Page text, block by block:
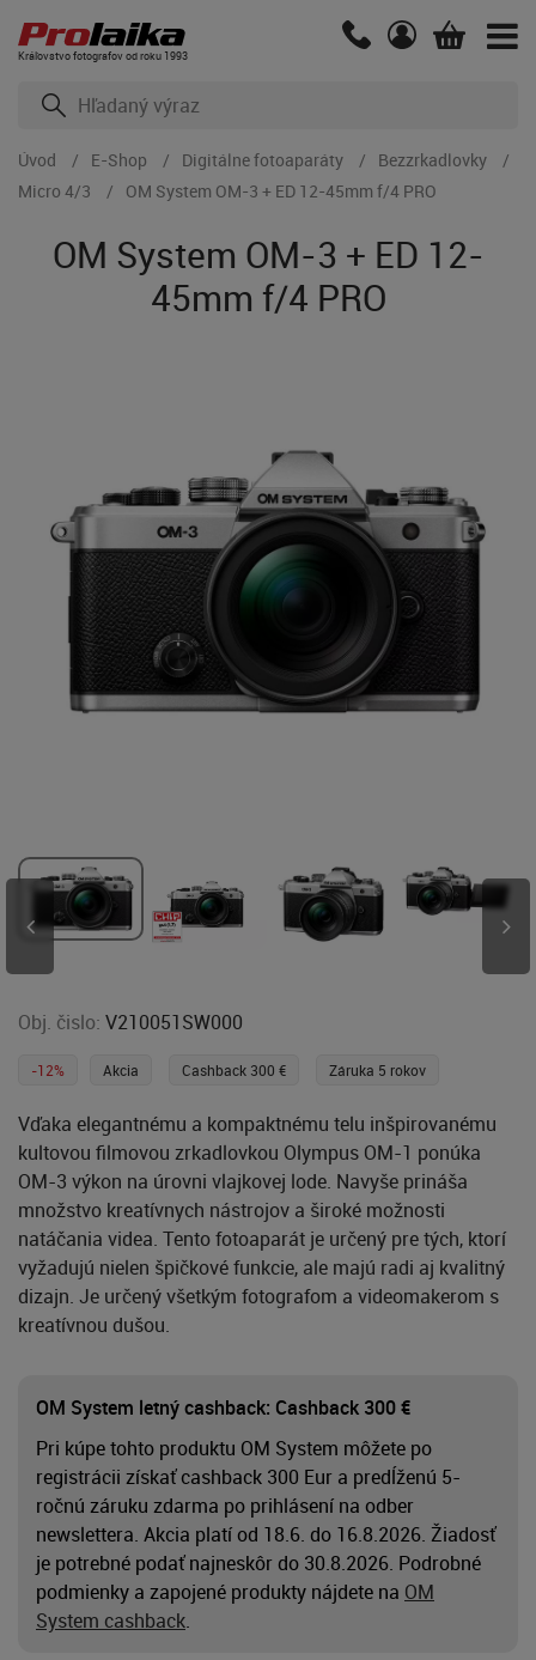
Kráľovstvo fotografov od roku 1993
Úvod E-Shop Digitálne fotoaparáty
Bezzrkadlovky
Micro 4/3
OM System OM-3 + ED 12-45mm f/4 PRO
OM System OM-3 + ED 12-
45mm f/4 PRO
Obj. čislo: V210051SW000
-12% Akcia Cashback 300 € Záruka 5 rokov
Vďaka elegantnému a kompaktnému telu inšpirovanému
kultovou filmovou zrkadlovkou Olympus OM-1 ponúka
OM-3 výkon na úrovni vlajkovej lode. Navyše prináša
množstvo kreatívnych nástrojov a široké možnosti
natáčania videa. Tento fotoaparát je určený pre tých, ktorí
vyžadujú nielen špičkové funkcie, ale majú radi aj kvalitný
dizajn. Je určený všetkým fotografom a videomakerom s
kreatívnou dušou.
OM System letný cashback: Cashback 300 €
Pri kúpe tohto produktu OM System môžete po
registrácii získať cashback 300 Eur a predĺženú 5-
ročnú záruku zdarma po prihlásení na odber
newslettera. Akcia platí od 18.6. do 16.8.2026. Žiadosť
je potrebné podať najneskôr do 30.8.2026. Podrobné
podmienky a zapojené produkty nájdete na OM
System cashback.